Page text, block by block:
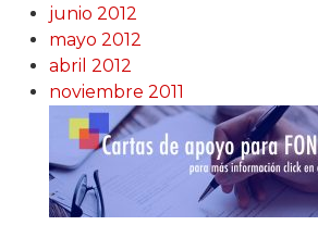
junio 2012
mayo 2012
abril 2012
noviembre 2011